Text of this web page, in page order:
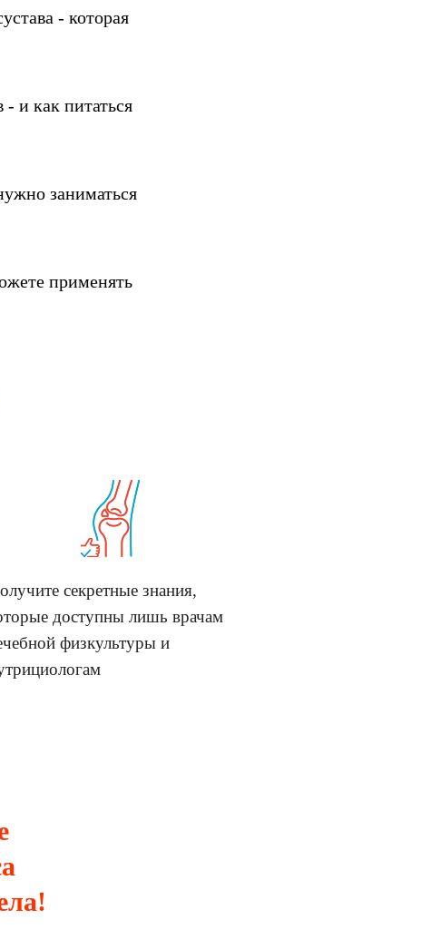
- которая
и как питаться
заниматься
применять
секретные знания,
доступны лишь врачам
физкультуры и